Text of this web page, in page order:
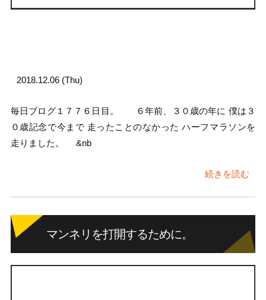
2018.12.06 (Thu)
毎日ブログ１７７６日目。 ６年前、３０歳の年に 僕は３
０歳記念で今まで 走ったことのなかった ハーフマラソンを
走りました。 &nb
続きを読む
マンネリを打開するために。